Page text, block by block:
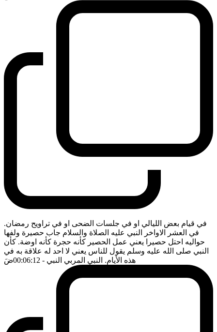
في قيام بعض الليالي او في جلسات الضحى او في تراويح رمضان.
في العشر الاواخر النبي عليه الصلاة والسلام جاب حصيرة ولفها
حواليه احتل حصيرا يعني عمل الحصير كأنه حجرة كأنه اوضة. كأن
النبي صلى الله عليه وسلم يقول للناس يعني لا احد له علاقة به في
هذه الأيام. النبي المربي النبي - 00:06:12 ضَ